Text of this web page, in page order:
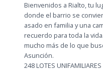
Bienvenidos a Rialto, tu
donde el barrio se
asado en familia y una
recuerdo para toda la
mucho más de lo que
Asunción.
248 LOTES